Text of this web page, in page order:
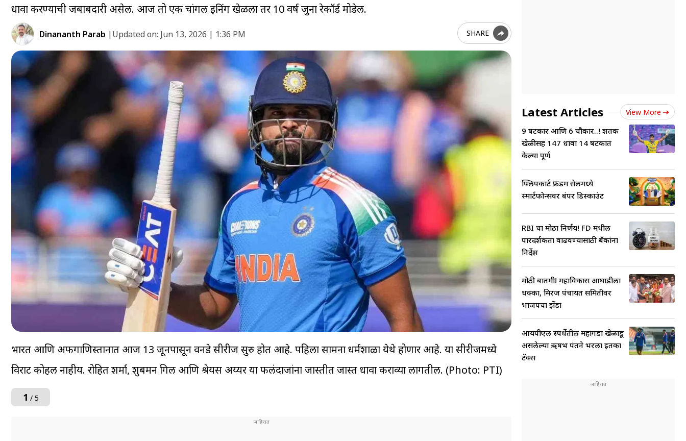
धावा करण्याची जबाबदारी असेल. आज तो एक चांगली इनिंग खेळला तर 10 वर्ष जुना रेकॉर्ड मोडेल.
Dinananth Parab |Updated on: Jun 13, 2026 | 1:36 PM SHARE
भारत आणि अफगाणिस्तानात आज 13 जूनपासून वनडे सीरीज सुरु होत आहे. पहिला सामना धर्मशाळा येथे होणार आहे. या सीरीजमध्ये
विराट कोहली नाहीय. रोहित शर्मा, शुबमन गिल आणि श्रेयस अय्यर या फलंदाजांना जास्तीत जास्त धावा कराव्या लागतील. (Photo: PTI)
1 / 5
Latest Articles View More
9 षटकार आणि 6 चौकार..! शतकी
खेळीसह 147 धावा 14 षटकात
केल्या पूर्ण
फ्लिपकार्ट फ्रीडम सेलमध्ये
स्मार्टफोन्सवर बंपर डिस्काउंट
RBI चा मोठा निर्णय! FD मधील
पारदर्शकता वाढवण्यासाठी बँकांना
निर्देश
मोठी बातमी! महाविकास आघाडीला
धक्का, मिरज पंचायत समितीवर
भाजपचा झेंडा
आयपीएल स्पर्धेतील महागडा खेळाडू
असलेल्या ऋषभ पंतने भरला इतका
टॅक्स